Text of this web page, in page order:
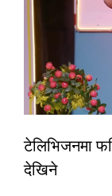
टेलिभिजनमा
देखिने